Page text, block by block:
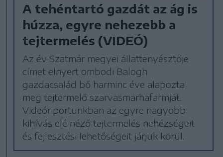
A tehéntartó gazdát az ág is
húzza, egyre nehezebb a
tejtermelés (VIDEÓ)
Az év Szatmár megyei állattenyésztője
címet elnyert ombodi Balogh
gazdacsalád bő harminc éve alapozta
meg tejtermelő szarvasmarhafarmját.
Videóriportunkban az egyre nagyobb
kihívás elé néző tejtermelés nehézségeit
és fejlesztési lehetőségeit járjuk körül.